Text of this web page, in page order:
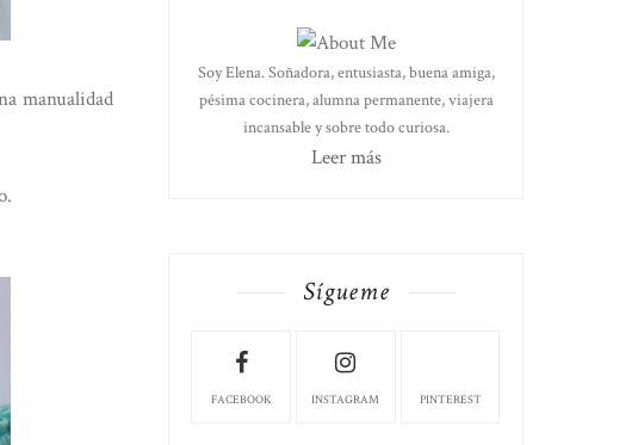
manualidad
Soy Elena. Soñadora, entusiasta, buena amiga,
pésima cocinera, alumna permanente, viajera
incansable y sobre todo curiosa.
Leer más
Sígueme
FACEBOOK INSTAGRAM PINTEREST